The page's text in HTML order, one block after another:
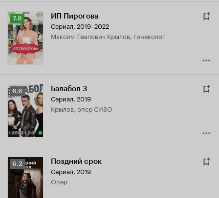
Рейтинг
Кинопоиска
7.8
7.8 ИП Пирогова
Сериал, 2019–2022
Максим Павлович Крылов, гинеколог
Рейтинг
Кинопоиска
6.6
6.6 Балабол 3
Сериал, 2019
Крылов, опер СИЗО
Рейтинг
Кинопоиска
6.2
6.2 Поздний срок
Сериал, 2019
опер